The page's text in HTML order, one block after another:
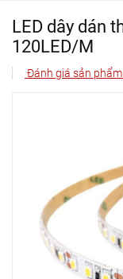
LED dây dán
120LED/M
Đánh giá sản